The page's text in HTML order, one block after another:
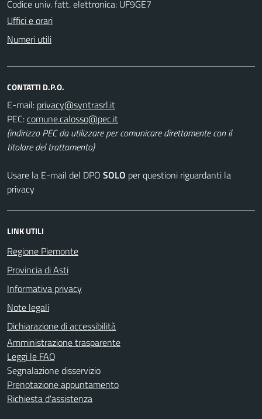
Codice univ. fatt. elettronica: UF9GE7
Uffici e orari
Numeri utili
CONTATTI D.P.O.
E-mail:
PEC:
(indirizzo PEC da utilizzare per comunicare direttamente con il
titolare del trattamento)
Usare la E-mail del DPO SOLO per questioni riguardanti la
privacy
LINK UTILI
Regione Piemonte
Provincia di Asti
Informativa privacy
Note legali
Dichiarazione di accessibilità
Amministrazione trasparente
Leggi le FAQ
Segnalazione disservizio
Prenotazione appuntamento
Richiesta d'assistenza